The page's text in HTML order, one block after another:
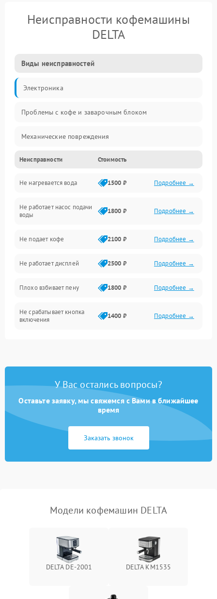
Неисправности кофемашины
DELTA
Виды неисправностей
Электроника
Проблемы с кофе и заварочным блоком
Механические повреждения
Прочие неисправности
Включение и работа
Проблемы с водой
Проблемы с капучинатором и паром
Управление и электроника
Программное обеспечение
Неисправности Стоимость
Не нагревается вода 1500 ₽ Подробнее →
Не работает насос подачи
воды
1800 ₽ Подробнее →
Не подает кофе 2100 ₽ Подробнее →
Не работает дисплей 2500 ₽ Подробнее →
Плохо взбивает пену 1800 ₽ Подробнее →
Не срабатывает кнопка
включения
1400 ₽ Подробнее →
Постоянные сбои в работе 1500 ₽ Подробнее →
У Вас остались вопросы?
Оставьте заявку, мы свяжемся с Вами в ближайшее
время
Заказать звонок
Модели кофемашин DELTA
DELTA DE-2001 DELTA KM1535